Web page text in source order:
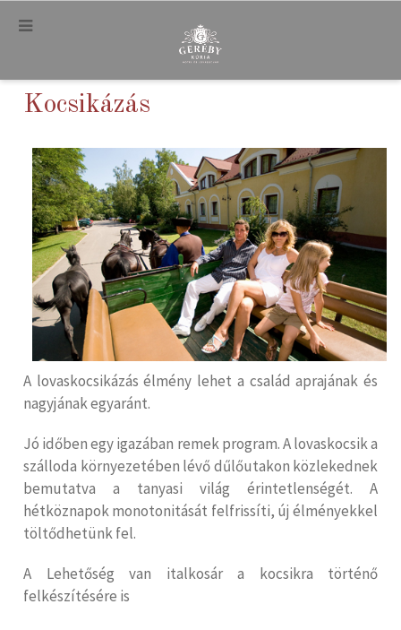
.
Kocsikázás
A lovaskocsikázás élmény lehet a család aprajának és
nagyjának egyaránt.
Jó időben egy igazában remek program. A lovaskocsik a
szálloda környezetében lévő dűlőutakon közlekednek
bemutatva a tanyasi világ érintetlenségét. A
hétköznapok monotonitását felfrissíti, új élményekkel
töltődhetünk fel.
A Lehetőség van italkosár a kocsikra történő
felkészítésére is